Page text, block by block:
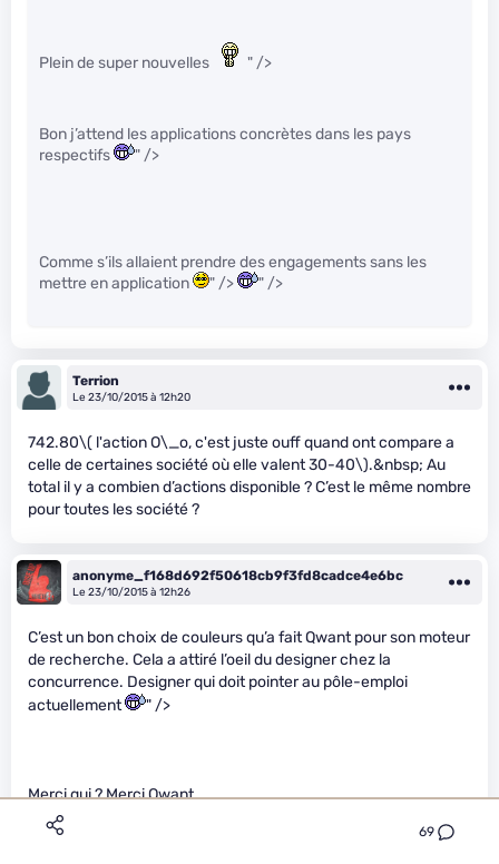
69
Plein de super nouvelles " />
Bon j’attend les applications concrètes dans les pays
respectifs
" />
Comme s’ils allaient prendre des engagements sans les
mettre en application
" /> " />
Terrion
Le 23/10/2015 à 12h20
742.80\( l'action O\_o, c'est juste ouff quand ont compare a
celle de certaines société où elle valent 30-40\).&nbsp; Au
total il y a combien d’actions disponible ? C’est le même nombre
pour toutes les société ?
anonyme_f168d692f50618cb9f3fd8cadce4e6bc
Le 23/10/2015 à 12h26
C’est un bon choix de couleurs qu’a fait Qwant pour son moteur
de recherche. Cela a attiré l’oeil du designer chez la
concurrence. Designer qui doit pointer au pôle-emploi
actuellement
" />
Merci qui ? Merci Qwant